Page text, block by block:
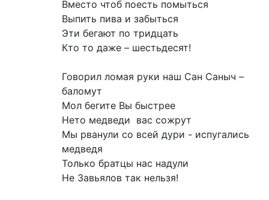
Вместо чтоб поесть помыться
Выпить пива и забыться
Эти бегают по тридцать
Кто то даже – шестьдесят!
Говорил ломая руки наш Сан Саныч –
баломут
Мол бегите Вы быстрее
Нето медведи вас сожрут
Мы рванули со всей дури - испугались
медведя
Только братцы нас надули
Не Завьялов так нельзя!